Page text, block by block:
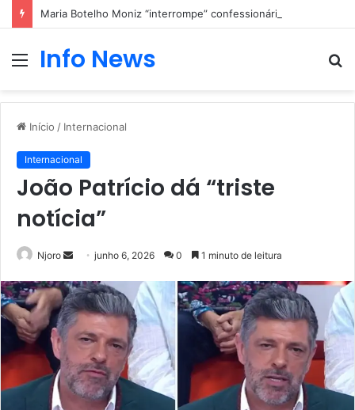
Maria Botelho Moniz “interrompe” confessionário
Menu
Info News
Início / Internacional
Internacional
João Patrício dá “triste
notícia”
Njoro
Mande
e-
mail
junho 6, 2026 0 1 minuto de leitura